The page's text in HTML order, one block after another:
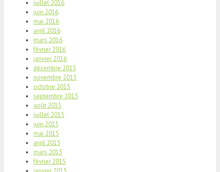
juillet 2016
juin 2016
mai 2016
avril 2016
mars 2016
février 2016
janvier 2016
décembre 2015
novembre 2015
octobre 2015
septembre 2015
août 2015
juillet 2015
juin 2015
mai 2015
avril 2015
mars 2015
février 2015